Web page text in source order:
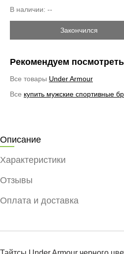
В наличии: --
Закончился
Рекомендуем посмотреть
Все товары Under Armour
Все купить мужские спортивные
Описание
Характеристики
Отзывы
Оплата и доставка